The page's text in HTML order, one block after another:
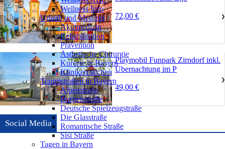
72,00 €
Playmobil Funpark Zirndorf inkl.
Übernachtung im P
49,00 €
Social Media
Wellness Info
Urlaub und Medizin
❯
Akutmedizin
Rehabilitation
Prävention
Ästhetische Chirurgie
Kurorte in Bayern
Kliniken suchen
Traumstraßen in Bayern
❯
Alpenstraße
Burgenstraße
Deutsche Spielzeugstraße
Die Glasstraße
Romantische Straße
Sisi Straße
Tagen in Bayern